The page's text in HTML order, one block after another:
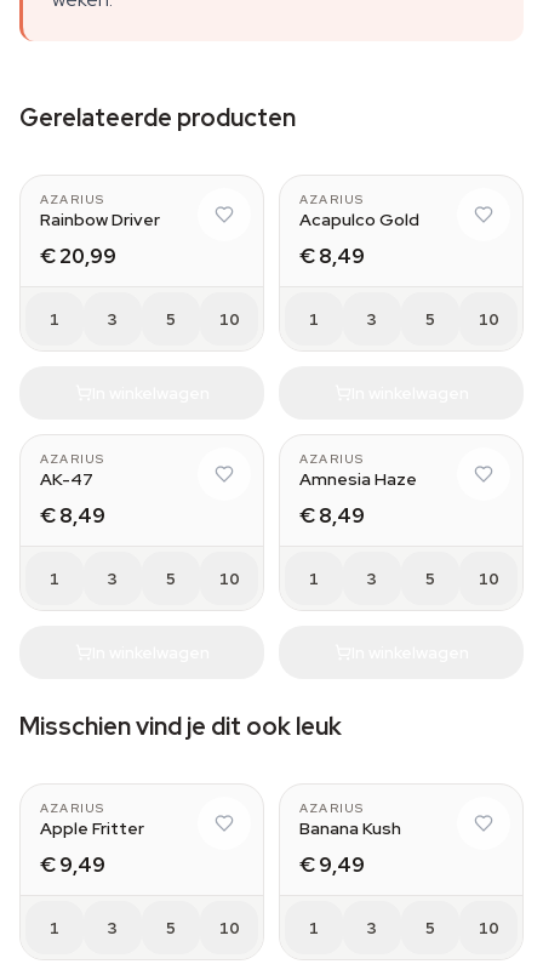
Gerelateerde producten
AZARIUS
Rainbow Driver
€ 20,99
1 3 5 10
AZARIUS
Acapulco Gold
€ 8,49
1 3 5 10
AZARIUS
AK-47
€ 8,49
1 3 5 10
AZARIUS
Amnesia Haze
€ 8,49
1 3 5 10
Misschien vind je dit ook leuk
AZARIUS
Apple Fritter
€ 9,49
1 3 5 10
AZARIUS
Banana Kush
€ 9,49
1 3 5 10